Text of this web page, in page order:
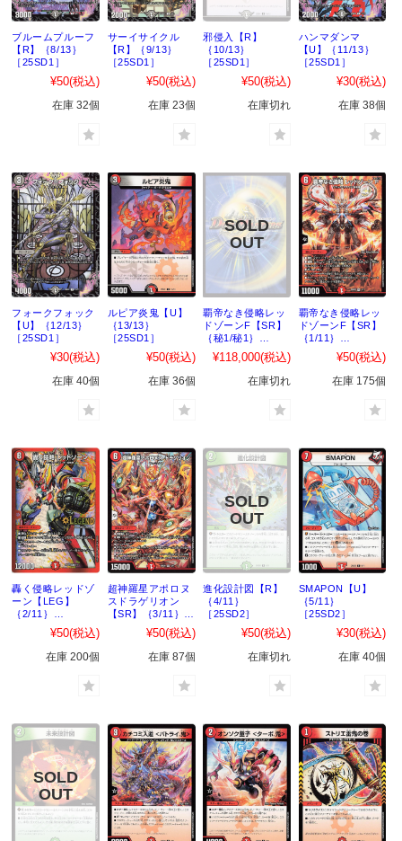
ブルームプルーフ
【R】｛8/13｝
［25SD1］
¥50(税込)
在庫 32個
サーイサイクル
【R】｛9/13｝
［25SD1］
¥50(税込)
在庫 23個
邪侵入【R】
｛10/13｝
［25SD1］
¥50(税込)
在庫切れ
ハンマダンマ
【U】｛11/13｝
［25SD1］
¥30(税込)
在庫 38個
フォークフォック
【U】｛12/13｝
［25SD1］
¥30(税込)
在庫 40個
ルピア炎鬼【U】
｛13/13｝
［25SD1］
¥50(税込)
在庫 36個
覇帝なき侵略レッ
ドゾーンF【SR】
｛秘1/秘1｝
［25SD2］
¥118,000(税込)
在庫切れ
覇帝なき侵略レッ
ドゾーンF【SR】
｛1/11｝
［25SD2］
¥50(税込)
在庫 175個
轟く侵略レッドゾ
ーン【LEG】
｛2/11｝
［25SD2］
¥50(税込)
在庫 200個
超神羅星アポロヌ
スドラゲリオン
【SR】｛3/11｝
［25SD2］
¥50(税込)
在庫 87個
進化設計図【R】
｛4/11｝
［25SD2］
¥50(税込)
在庫切れ
SMAPON【U】
｛5/11｝
［25SD2］
¥30(税込)
在庫 40個